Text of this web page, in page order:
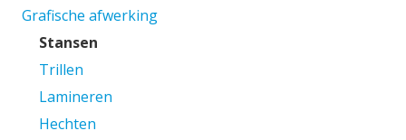
Grafische afwerking
Stansen
Trillen
Lamineren
Hechten